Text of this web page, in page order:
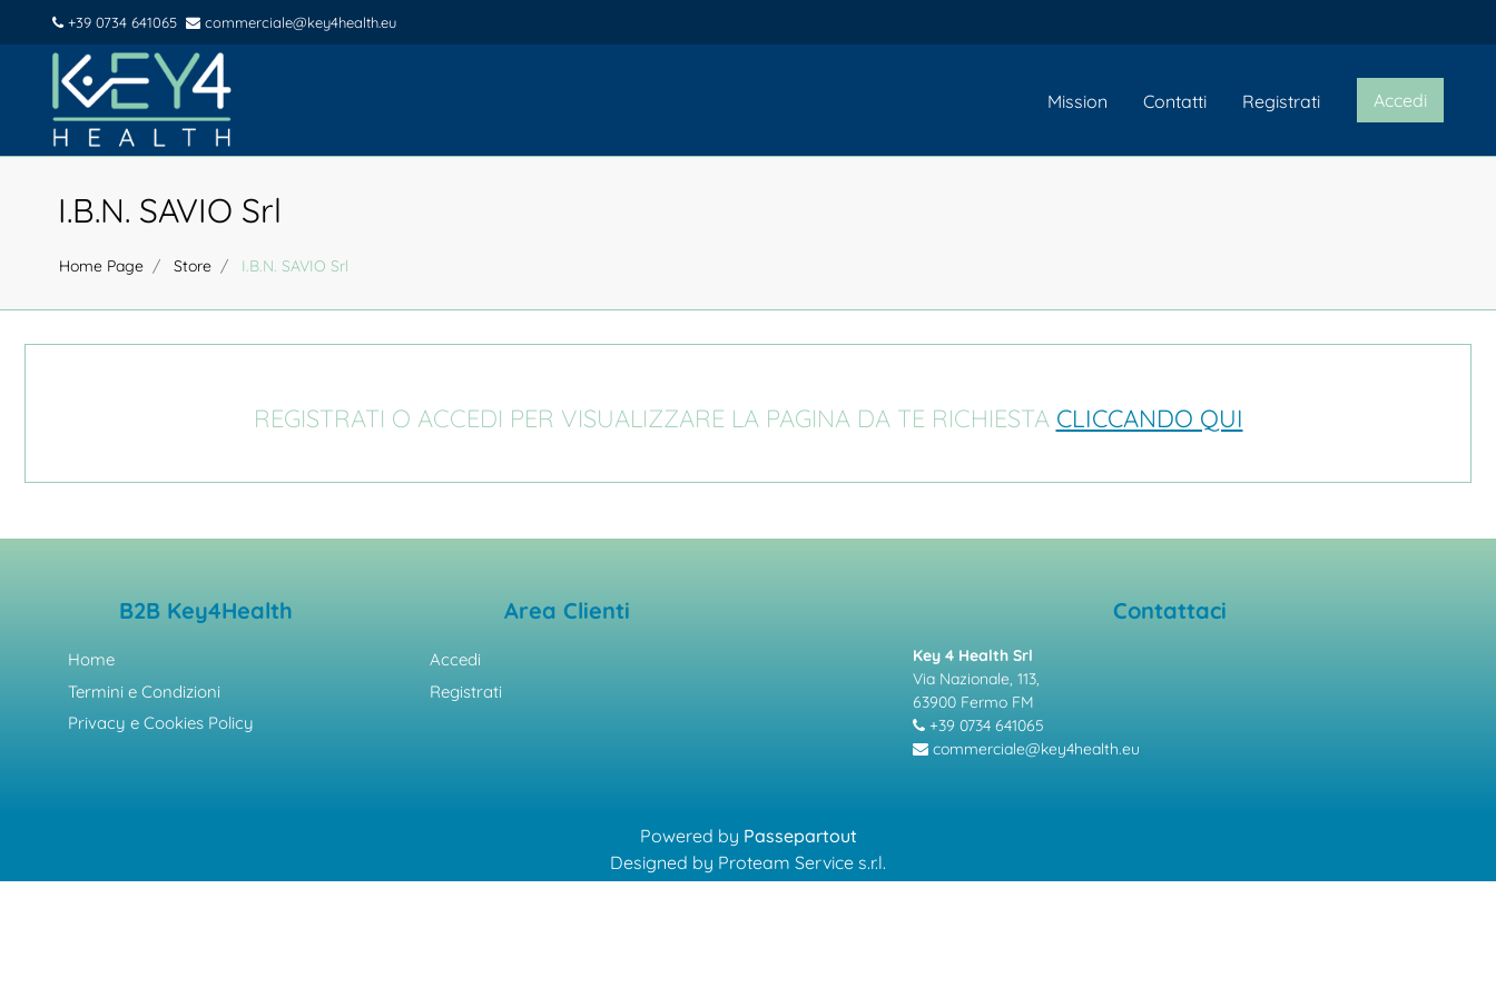
+39 0734 641065 commerciale@key4health.eu
Mission Contatti Registrati Accedi
I.B.N. SAVIO Srl
Home Page Store I.B.N. SAVIO Srl
REGISTRATI O ACCEDI PER VISUALIZZARE LA PAGINA DA TE RICHIESTA CLICCANDO QUI
B2B Key4Health
Home
Termini e Condizioni
Privacy e Cookies Policy
Area Clienti
Accedi
Registrati
Contattaci
Key 4 Health Srl
Via Nazionale, 113,
63900 Fermo FM
+39 0734 641065
commerciale@key4health.eu
Powered by Passepartout
Designed by Proteam Service s.r.l.